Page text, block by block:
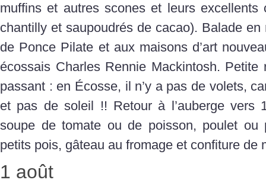
muffins et autres scones et leurs excellents
chantilly et saupoudrés de cacao). Balade en
de Ponce Pilate et aux maisons d’art
écossais Charles Rennie Mackintosh. Petite
passant : en Écosse, il n’y a pas de volets,
et pas de soleil !! Retour à l’auberge vers
soupe de tomate ou de poisson, poulet ou
petits pois, gâteau au fromage et confiture de
1 août